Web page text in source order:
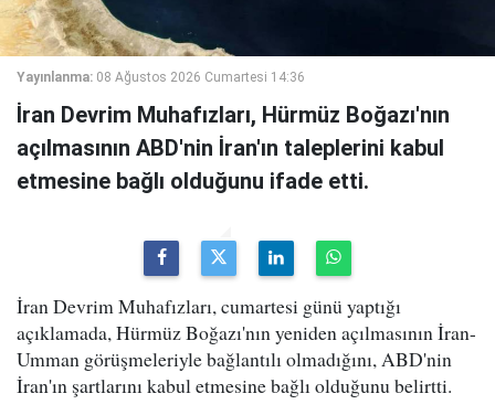
Yayınlanma: 08 Ağustos 2026 Cumartesi 14:36
İran Devrim Muhafızları, Hürmüz Boğazı'nın
açılmasının ABD'nin İran'ın taleplerini kabul
etmesine bağlı olduğunu ifade etti.
İran Devrim Muhafızları, cumartesi günü yaptığı
açıklamada, Hürmüz Boğazı'nın yeniden açılmasının İran-
Umman görüşmeleriyle bağlantılı olmadığını, ABD'nin
İran'ın şartlarını kabul etmesine bağlı olduğunu belirtti.